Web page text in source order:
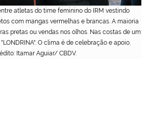
atletas do time feminino do IRM vestindo
com mangas vermelhas e brancas. A maioria
pretas ou vendas nos olhos. Nas costas de um
O clima é de celebração e apoio.
Itamar Aguiar/ CBDV.